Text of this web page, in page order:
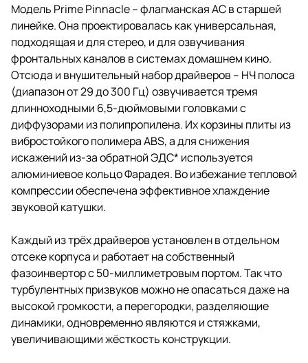
Модель Prime Pinnacle – флагманская АС в старшей
линейке. Она проектировалась как универсальная,
подходящая и для стерео, и для озвучивания
фронтальных каналов в системах домашнем кино.
Отсюда и внушительный набор драйверов – НЧ полоса
(диапазон от 29 до 300 Гц) озвучивается тремя
длинноходными 6,5-дюймовыми головками с
диффузорами из полипропилена. Их корзины плиты из
вибростойкого полимера ABS, а для снижения
искажений из-за обратной ЭДС* используется
алюминиевое кольцо Фарадея. Во избежание тепловой
компрессии обеспечена эффективное хлаждение
звуковой катушки.
Каждый из трёх драйверов установлен в отдельном
отсеке корпуса и работает на собственный
фазоинвертор с 50-миллиметровым портом. Так что
турбулентных призвуков можно не опасаться даже на
высокой громкости, а перегородки, разделяющие
динамики, одновременно являются и стяжками,
увеличивающими жёсткость конструкции.